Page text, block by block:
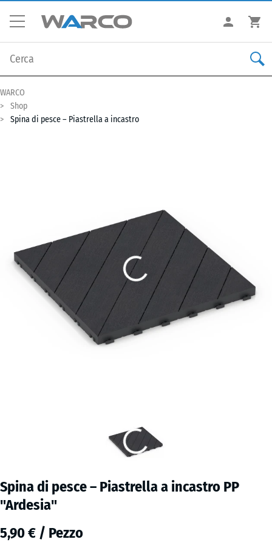
WARCO
Shop
Spina di pesce – Piastrella a incastro
Spina di pesce – Piastrella a incastro PP
"Ardesia"
5,90 € / Pezzo